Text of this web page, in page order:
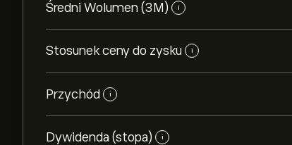
Średni Wolumen (3M) i
Stosunek ceny do zysku i
Przychód i
Dywidenda (stopa) i